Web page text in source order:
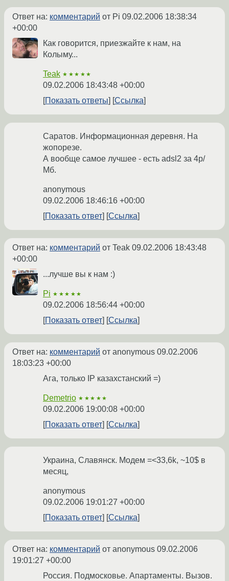
Ответ на: комментарий от Pi 09.02.2006 18:38:34
+00:00
Как говорится, приезжайте к нам, на
Колыму...
Teak ★★★★★
09.02.2006 18:43:48 +00:00
Показать ответы
Ссылка
Саратов. Информационная деревня. На
жопорезе.
А вообще самое лучшее - есть adsl2 за 4р/
Мб.
anonymous
09.02.2006 18:46:16 +00:00
Показать ответ
Ссылка
Ответ на: комментарий от Teak 09.02.2006 18:43:48
+00:00
...лучше вы к нам :)
Pi ★★★★★
09.02.2006 18:56:44 +00:00
Показать ответ
Ссылка
Ответ на: комментарий от anonymous 09.02.2006
18:03:23 +00:00
Ага, только IP казахстанский =)
Demetrio ★★★★★
09.02.2006 19:00:08 +00:00
Показать ответ
Ссылка
Украина, Славянск. Модем =<33,6k, ~10$ в
месяц,
anonymous
09.02.2006 19:01:27 +00:00
Показать ответ
Ссылка
Ответ на: комментарий от anonymous 09.02.2006
19:01:27 +00:00
Россия. Подмосковье. Апартаменты. Вызов.